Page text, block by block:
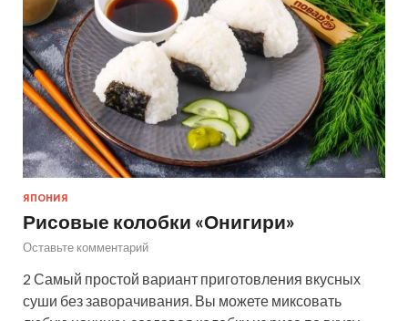
ЯПОНИЯ
Рисовые колобки «Онигири»
Оставьте комментарий
2 Самый простой вариант приготовления вкусных
суши без заворачивания. Вы можете миксовать